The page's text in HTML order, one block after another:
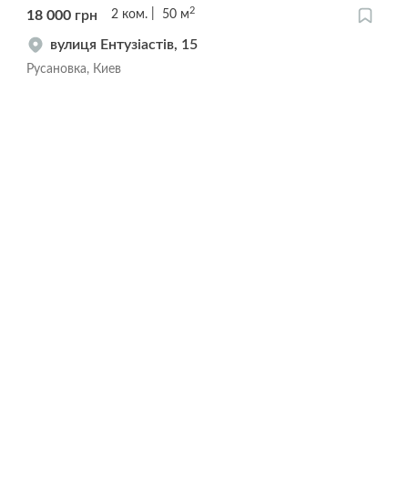
18 000 грн 2 ком. 50 м 2
вулиця Ентузіастів, 15
Русановка, Киев